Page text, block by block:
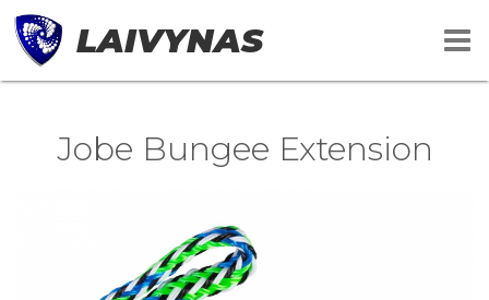
LAIVYNAS
Jobe Bungee Extension